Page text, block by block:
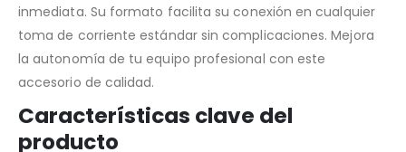
inmediata. Su formato facilita su conexión en cualquier
toma de corriente estándar sin complicaciones. Mejora
la autonomía de tu equipo profesional con este
accesorio de calidad.
Características clave del
producto